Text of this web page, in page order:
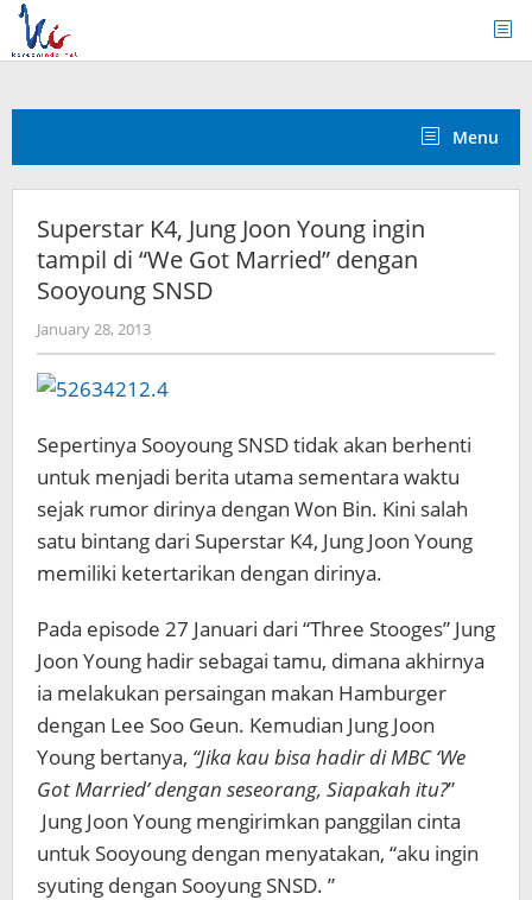
Skip
content
Menu
Superstar K4, Jung Joon Young ingin
tampil di “We Got Married” dengan
Sooyoung SNSD
January 28, 2013by
Koreanindo
Sepertinya Sooyoung SNSD tidak akan berhenti
untuk menjadi berita utama sementara waktu
sejak rumor dirinya dengan Won Bin. Kini salah
satu bintang dari Superstar K4, Jung Joon Young
memiliki ketertarikan dengan dirinya.
Pada episode 27 Januari dari “Three Stooges” Jung
Joon Young hadir sebagai tamu, dimana akhirnya
ia melakukan persaingan makan Hamburger
dengan Lee Soo Geun. Kemudian Jung Joon
Young bertanya, “Jika kau bisa hadir di MBC ‘We
Got Married’ dengan seseorang, Siapakah itu?”
Jung Joon Young mengirimkan panggilan cinta
untuk Sooyoung dengan menyatakan, “aku ingin
syuting dengan Sooyung SNSD. ”